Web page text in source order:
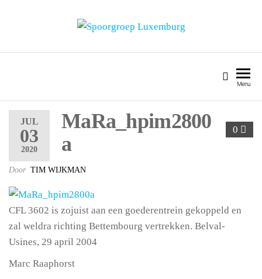
Menu
JUL
03
2020
0
MaRa_hpim2800
a
Door TIM WIJKMAN
CFL 3602 is zojuist aan een goederentrein gekoppeld en
zal weldra richting Bettembourg vertrekken. Belval-
Usines, 29 april 2004
Marc Raaphorst